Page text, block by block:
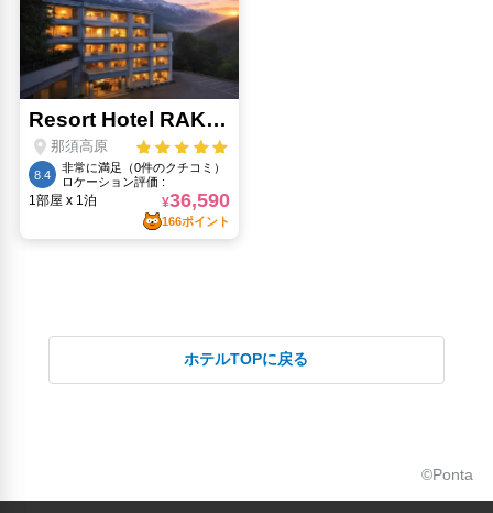
ホテルTOPに戻る
©Ponta